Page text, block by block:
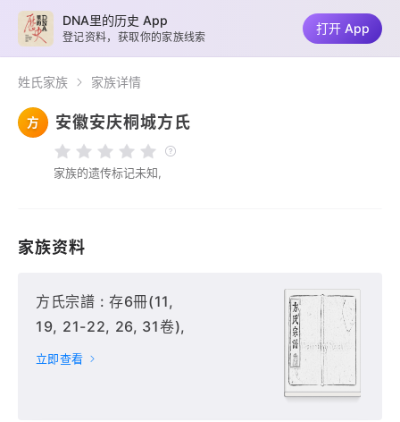
姓氏家族 家族详情
方 安徽安庆桐城方氏
家族的遗传标记未知,
家族资料
方氏宗譜 : 存6冊(11,
19, 21-22, 26, 31卷),
立即查看
DNA里的历史 App
登记资料，获取你的家族线索
打开 App